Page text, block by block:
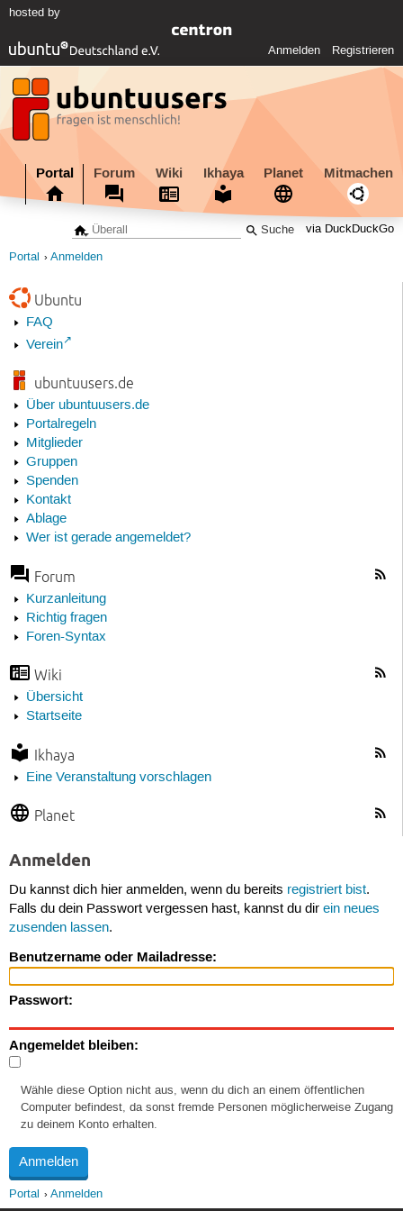
hosted by
Anmelden Registrieren
Portal Forum Wiki Ikhaya Planet Mitmachen
via DuckDuckGo
Portal Anmelden
Ubuntu
FAQ
Verein
ubuntuusers.de
Über ubuntuusers.de
Portalregeln
Mitglieder
Gruppen
Spenden
Kontakt
Ablage
Wer ist gerade angemeldet?
Forum
Kurzanleitung
Richtig fragen
Foren-Syntax
Wiki
Übersicht
Startseite
Ikhaya
Eine Veranstaltung vorschlagen
Planet
Anmelden
Du kannst dich hier anmelden, wenn du bereits registriert bist.
Falls du dein Passwort vergessen hast, kannst du dir ein neues
zusenden lassen.
Benutzername oder Mailadresse:
Passwort:
Angemeldet bleiben:
Wähle diese Option nicht aus, wenn du dich an einem öffentlichen
Computer befindest, da sonst fremde Personen möglicherweise Zugang
zu deinem Konto erhalten.
Portal Anmelden